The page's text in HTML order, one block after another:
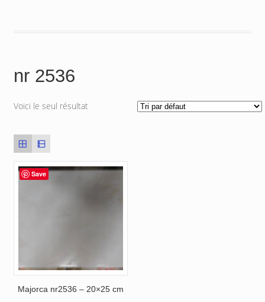
nr 2536
Voici le seul résultat
Save
Majorca nr2536 – 20×25 cm